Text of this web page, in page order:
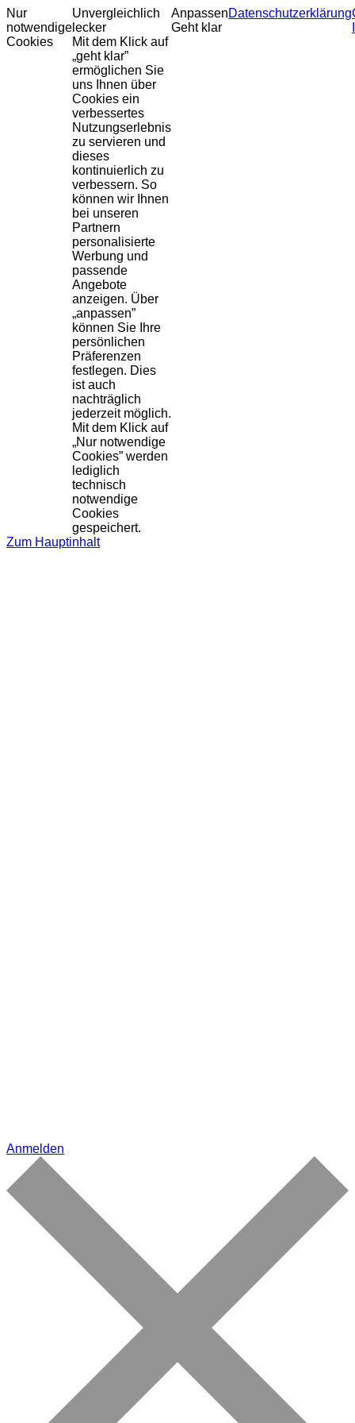
Nur
notwendige
Cookies
Unvergleichlich
lecker
Mit dem Klick auf
„geht klar”
ermöglichen Sie
uns Ihnen über
Cookies ein
verbessertes
Nutzungserlebnis
zu servieren und
dieses
kontinuierlich zu
verbessern. So
können wir Ihnen
bei unseren
Partnern
personalisierte
Werbung und
passende
Angebote
anzeigen. Über
„anpassen”
können Sie Ihre
persönlichen
Präferenzen
festlegen. Dies
ist auch
nachträglich
jederzeit möglich.
Mit dem Klick auf
„Nur notwendige
Cookies” werden
lediglich
technisch
notwendige
Cookies
gespeichert.
Anpassen
Geht klar
Datenschutzerklärung
Zum Hauptinhalt
Anmelden